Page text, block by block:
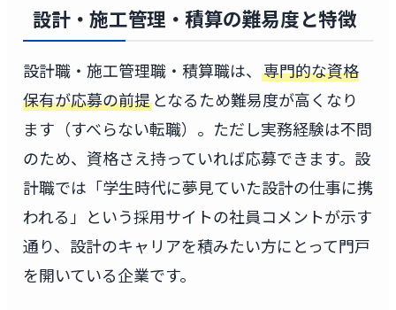
設計・施工管理・積算の難易度と特徴
設計職・施工管理職・積算職は、 専門的な資格
保有が応募の前提となるため難易度が高くなり
ます（すべらない転職）。ただし実務経験は不問
のため、資格さえ持っていれば応募できます。設
計職では「学生時代に夢見ていた設計の仕事に携
われる」という採用サイトの社員コメントが示す
通り、設計のキャリアを積みたい方にとって門戸
を開いている企業です。